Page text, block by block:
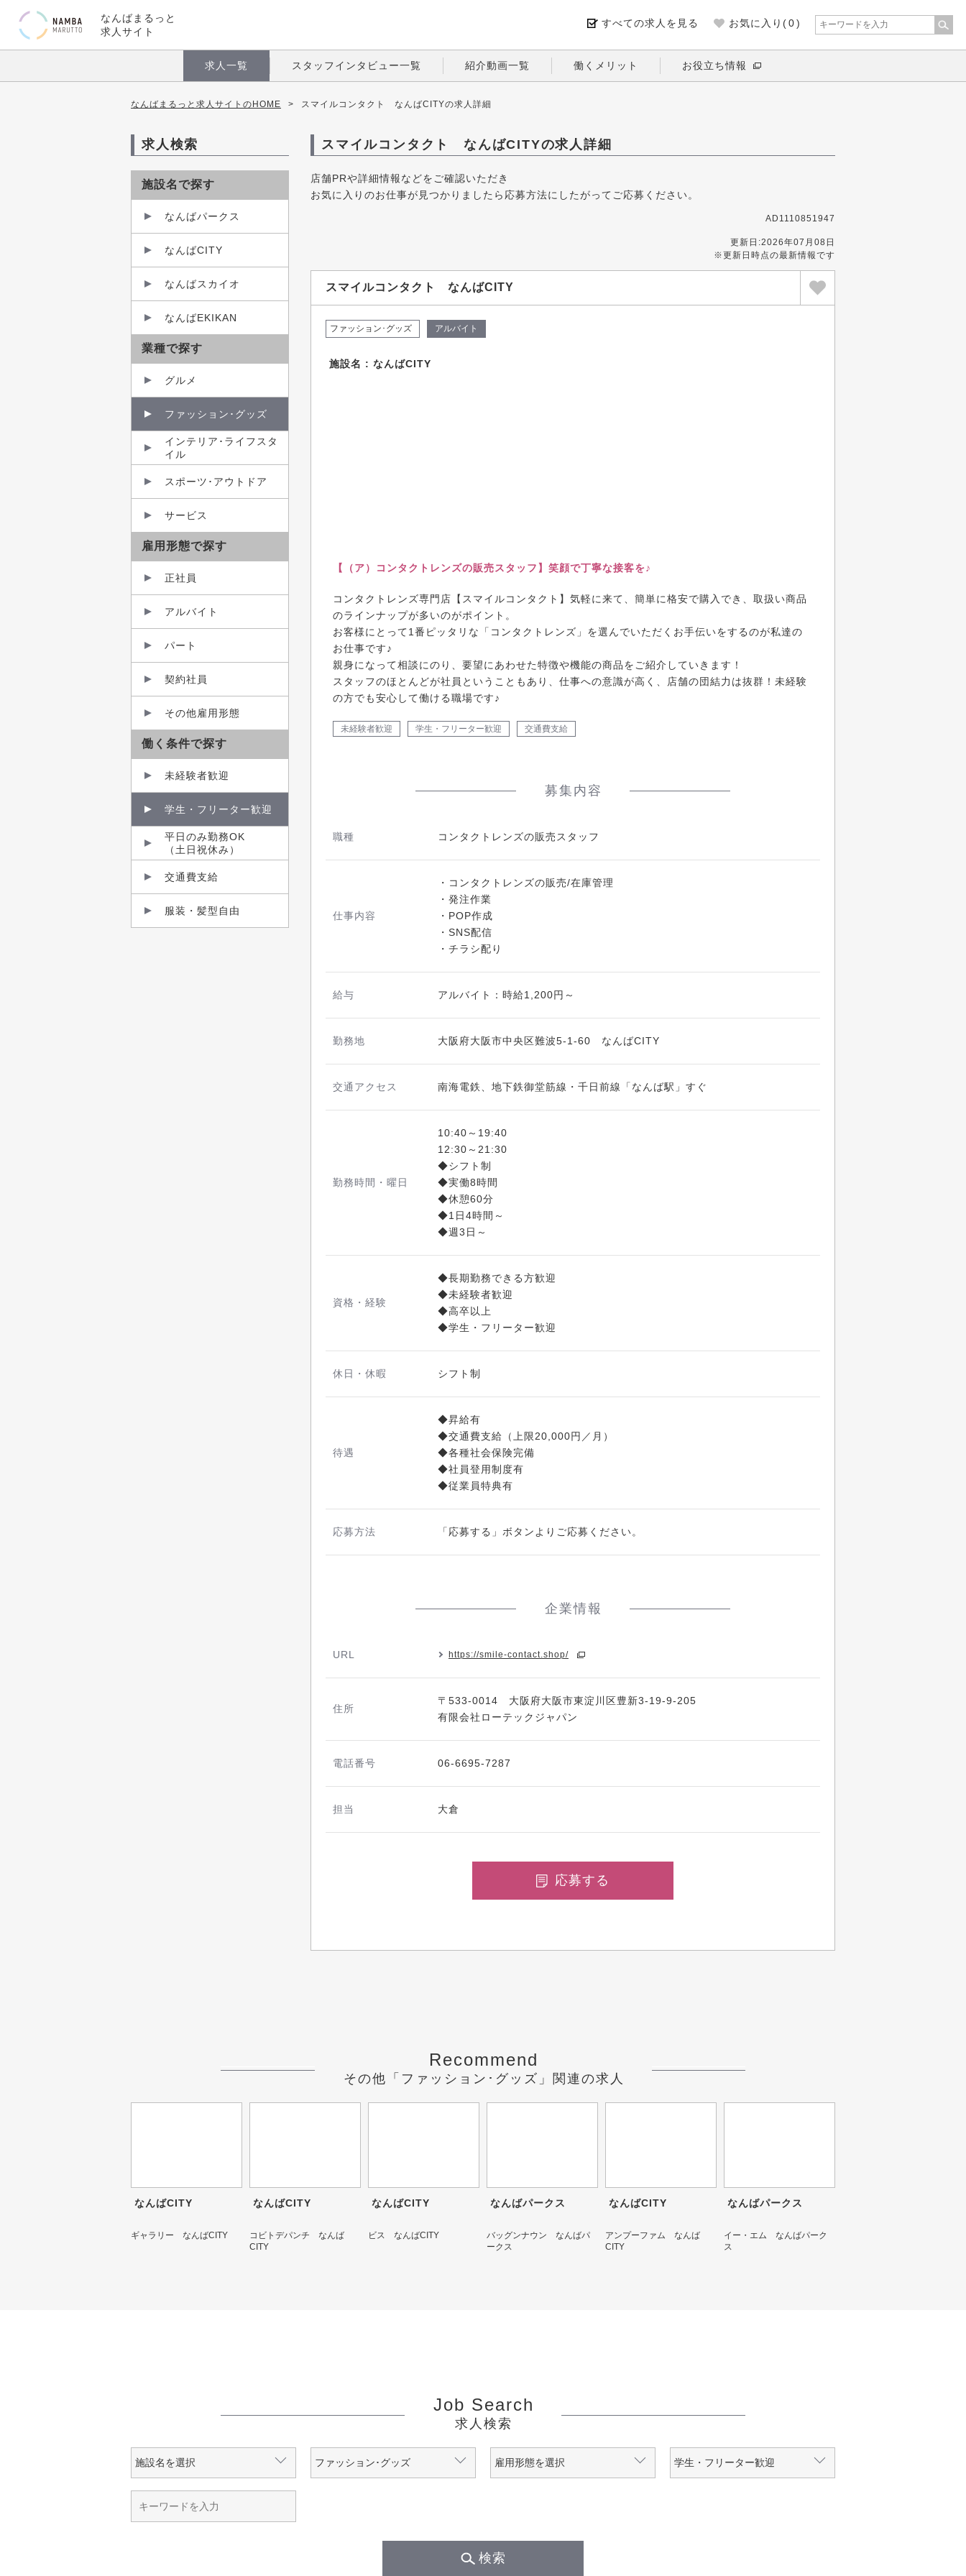
なんばまるっと
求人サイト
すべての求人を見る お気に入り(0)
求人一覧 スタッフインタビュー一覧 紹介動画一覧 働くメリット お役立ち情報
なんばまるっと求人サイトのHOME > スマイルコンタクト なんばCITYの求人詳細
求人検索
施設名で探す
なんばパークス
なんばCITY
なんばスカイオ
なんばEKIKAN
業種で探す
グルメ
ファッション･グッズ
インテリア･ライフスタ
イル
スポーツ･アウトドア
サービス
雇用形態で探す
正社員
アルバイト
パート
契約社員
その他雇用形態
働く条件で探す
未経験者歓迎
学生・フリーター歓迎
平日のみ勤務OK
（土日祝休み）
交通費支給
服装・髪型自由
スマイルコンタクト なんばCITYの求人詳細
店舗PRや詳細情報などをご確認いただき
お気に入りのお仕事が見つかりましたら応募方法にしたがってご応募ください。
AD1110851947
更新日:2026年07月08日
※更新日時点の最新情報です
スマイルコンタクト なんばCITY
ファッション･グッズ アルバイト
施設名 : なんばCITY
【（ア）コンタクトレンズの販売スタッフ】笑顔で丁寧な接客を♪
コンタクトレンズ専門店【スマイルコンタクト】気軽に来て、簡単に格安で購入でき、取扱い商品
のラインナップが多いのがポイント。
お客様にとって1番ピッタリな「コンタクトレンズ」を選んでいただくお手伝いをするのが私達の
お仕事です♪
親身になって相談にのり、要望にあわせた特徴や機能の商品をご紹介していきます！
スタッフのほとんどが社員ということもあり、仕事への意識が高く、店舗の団結力は抜群！未経験
の方でも安心して働ける職場です♪
未経験者歓迎 学生・フリーター歓迎 交通費支給
募集内容
職種 コンタクトレンズの販売スタッフ
仕事内容
・コンタクトレンズの販売/在庫管理
・発注作業
・POP作成
・SNS配信
・チラシ配り
給与 アルバイト：時給1,200円～
勤務地 大阪府大阪市中央区難波5-1-60 なんばCITY
交通アクセス 南海電鉄、地下鉄御堂筋線・千日前線「なんば駅」すぐ
勤務時間・曜日
10:40～19:40
12:30～21:30
◆シフト制
◆実働8時間
◆休憩60分
◆1日4時間～
◆週3日～
資格・経験
◆長期勤務できる方歓迎
◆未経験者歓迎
◆高卒以上
◆学生・フリーター歓迎
休日・休暇 シフト制
待遇
◆昇給有
◆交通費支給（上限20,000円／月）
◆各種社会保険完備
◆社員登用制度有
◆従業員特典有
応募方法 「応募する」ボタンよりご応募ください。
企業情報
URL https://smile-contact.shop/
住所
〒533-0014 大阪府大阪市東淀川区豊新3-19-9-205
有限会社ローテックジャパン
電話番号 06-6695-7287
担当 大倉
応募する
Recommend
その他「ファッション･グッズ」関連の求人
なんばCITY
ギャラリー なんばCITY
なんばCITY
コビトデパンチ なんば
CITY
なんばCITY
ビス なんばCITY
なんばパークス
バッグンナウン なんばパ
ークス
なんばCITY
アンプーファム なんば
CITY
なんばパークス
イー・エム なんばパーク
ス
Job Search
求人検索
検索